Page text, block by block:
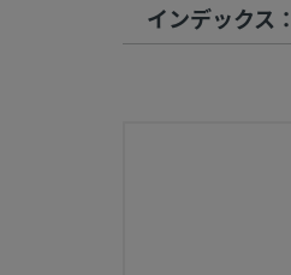
インデックス：